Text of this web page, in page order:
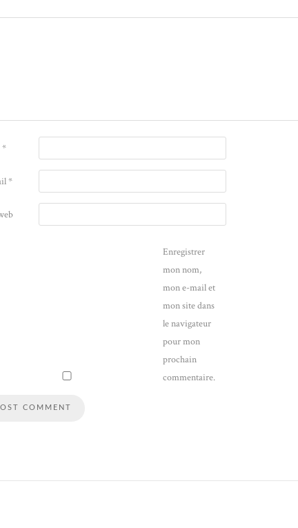
*
*
Enregistrer
mon nom,
mon e-mail et
mon site dans
le navigateur
pour mon
prochain
commentaire.